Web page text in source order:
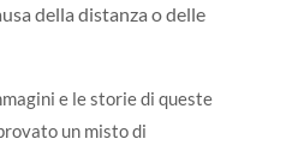
della distanza o delle
e le storie di queste
un misto di